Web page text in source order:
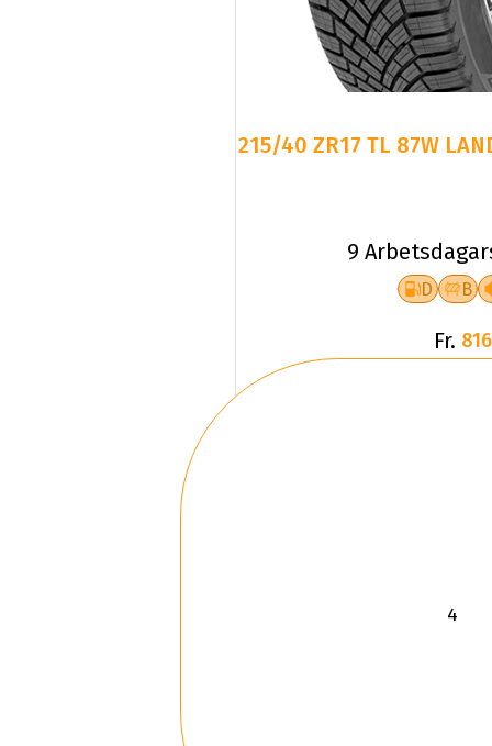
215/40 ZR17 TL 87W
9
D B
Fr.